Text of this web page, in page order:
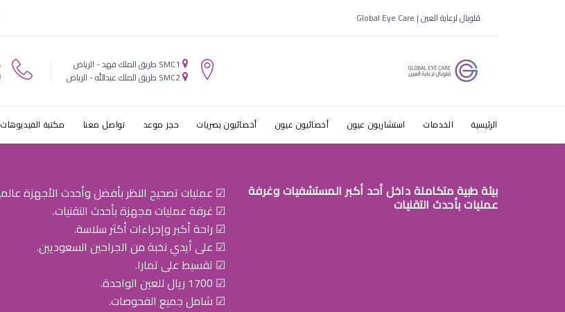
صور الاستشاريون لطب
قلوبال لرعاية العين | Global Eye Care
SMC1 طريق الملك فهد - الرياض
SMC2 طريق الملك عبدالله - الرياض
الرئيسية الخدمات استشاريون عيون أخصائيون عيون أخصائيون بصريات حجز موعد تواصل معنا مكتبة الفيديوهات
بيئة طبية متكاملة داخل أحد أكبر المستشفيات وغرفة
عمليات بأحدث التقنيات
☑ عمليات تصحيح النظر بأفضل وأحدث الأجهزة
☑ غرفة عمليات مجهزة بأحدث التقنيات.
☑ راحة أكبر وإجراءات أكثر سلاسة.
☑ على أيدي نخبة من الجراحين السعوديين.
☑ تقسيط على تمارا.
☑ 1700 ريال للعين الواحدة.
☑ شامل جميع الفحوصات.